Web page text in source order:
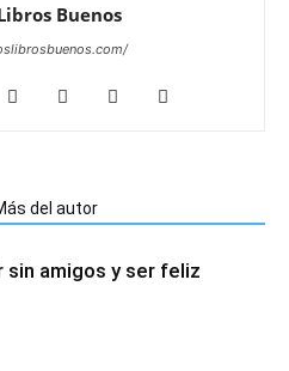
Buenos
del autor
sin amigos y ser feliz